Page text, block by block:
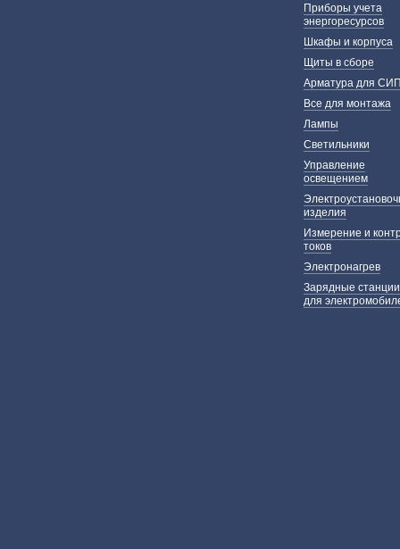
Приборы учета
энергоресурсов
Шкафы и корпуса
Щиты в сборе
Арматура для
Все для монтажа
Лампы
Светильники
Управление
освещением
изделия
Измерение и
токов
Электронагрев
Зарядные станции
для